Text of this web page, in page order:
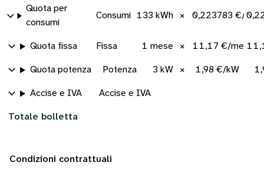
Quota per
consumi
Consumi 133 kWh × 0,223783 €/kWh
Quota fissa Fissa 1 mese × 11,17 €/mese
Quota potenza Potenza 3 kW × 1,98 €/kW
Accise e IVA Accise e IVA
Totale bolletta
Condizioni contrattuali